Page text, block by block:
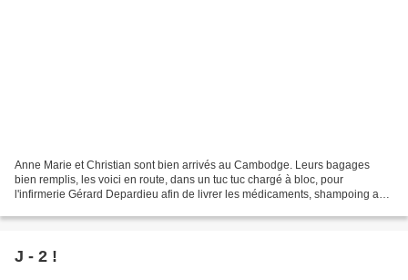
Anne Marie et Christian sont bien arrivés au Cambodge. Leurs bagages
bien remplis, les voici en route, dans un tuc tuc chargé à bloc, pour
l'infirmerie Gérard Depardieu afin de livrer les médicaments, shampoing anti
J - 2 !